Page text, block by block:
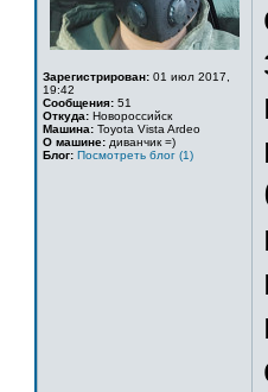
Зарегистрирован: 01 июл 2017,
19:42
Сообщения: 51
Откуда: Новороссийск
Машина: Toyota Vista Ardeo
О машине: диванчик =)
Блог: Посмотреть блог (1)